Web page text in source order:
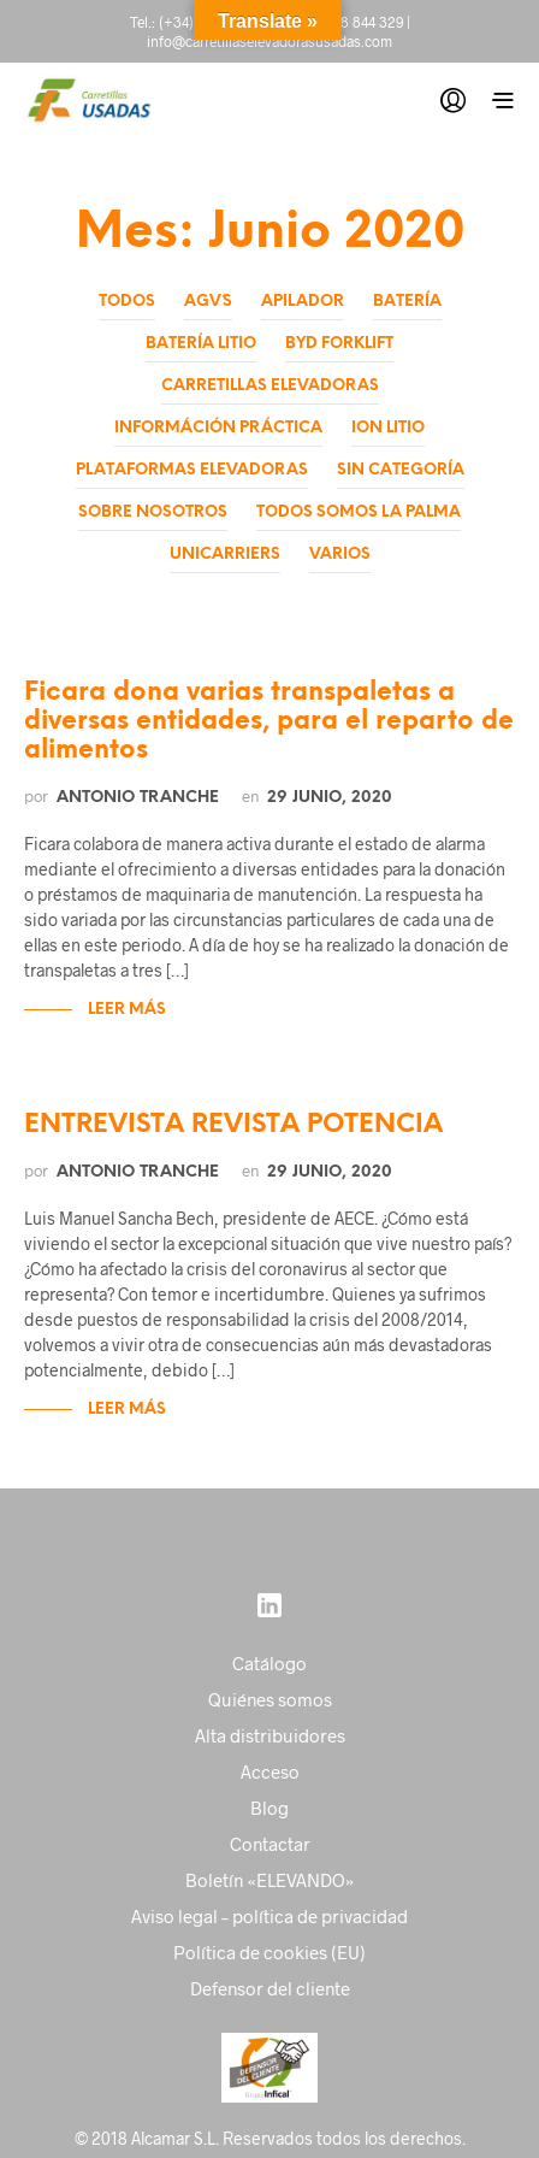
Tel.: (+34) 665 845 222-(+34) 918 844 329|
info@carretillaselevadorasusadas.com
Mes: Junio 2020
TODOS AGV´S APILADOR BATERÍA
BATERÍA LITIO BYD FORKLIFT
CARRETILLAS ELEVADORAS
INFORMÁCIÓN PRÁCTICA ION LITIO
PLATAFORMAS ELEVADORAS SIN CATEGORÍA
SOBRE NOSOTROS TODOS SOMOS LA PALMA
UNICARRIERS VARIOS
Ficara dona varias transpaletas a
diversas entidades, para el reparto de
alimentos
por ANTONIO TRANCHE en 29 JUNIO, 2020
Ficara colabora de manera activa durante el estado de alarma
mediante el ofrecimiento a diversas entidades para la donación
o préstamos de maquinaria de manutención. La respuesta ha
sido variada por las circunstancias particulares de cada una de
ellas en este periodo. A día de hoy se ha realizado la donación de
transpaletas a tres […]
LEER MÁS
ENTREVISTA REVISTA POTENCIA
por ANTONIO TRANCHE en 29 JUNIO, 2020
Luis Manuel Sancha Bech, presidente de AECE. ¿Cómo está
viviendo el sector la excepcional situación que vive nuestro país?
¿Cómo ha afectado la crisis del coronavirus al sector que
representa? Con temor e incertidumbre. Quienes ya sufrimos
desde puestos de responsabilidad la crisis del 2008/2014,
volvemos a vivir otra de consecuencias aún más devastadoras
potencialmente, debido […]
LEER MÁS
Catálogo
Quiénes somos
Alta distribuidores
Acceso
Blog
Contactar
Boletín «ELEVANDO»
Aviso legal – política de privacidad
Política de cookies (EU)
Defensor del cliente
© 2018 Alcamar S.L. Reservados todos los derechos.
Translate »